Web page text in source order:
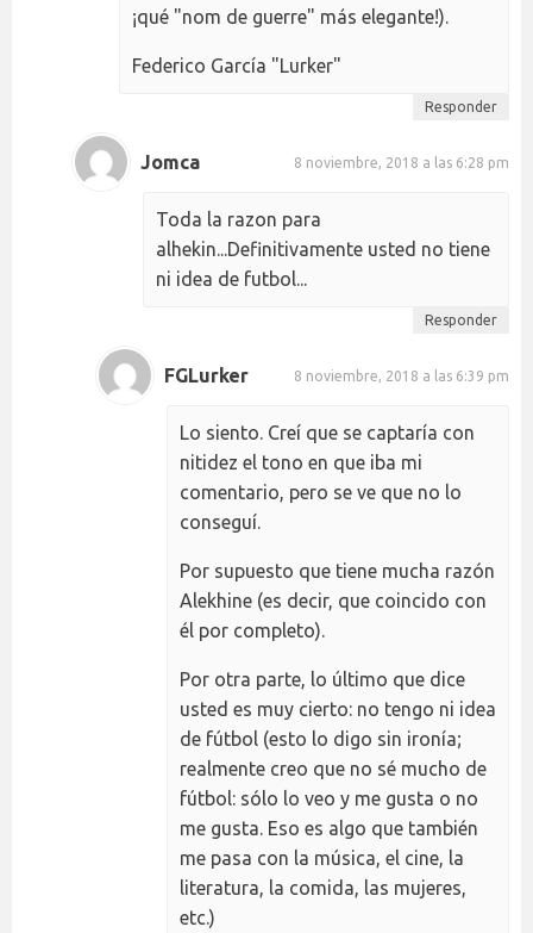
¡qué "nom de guerre" más elegante!).
Federico García "Lurker"
Responder
Jomca 8 noviembre, 2018 a las 6:28 pm
Toda la razon para
alhekin...Definitivamente usted no tiene
ni idea de futbol...
Responder
FGLurker 8 noviembre, 2018 a las 6:39 pm
Lo siento. Creí que se captaría con
nitidez el tono en que iba mi
comentario, pero se ve que no lo
conseguí.
Por supuesto que tiene mucha razón
Alekhine (es decir, que coincido con
él por completo).
Por otra parte, lo último que dice
usted es muy cierto: no tengo ni idea
de fútbol (esto lo digo sin ironía;
realmente creo que no sé mucho de
fútbol: sólo lo veo y me gusta o no
me gusta. Eso es algo que también
me pasa con la música, el cine, la
literatura, la comida, las mujeres,
etc.)